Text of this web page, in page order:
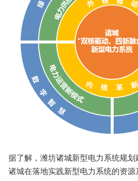
据了解，潍坊诸城新型电力系统规
诸城在落地实践新型电力系统的资